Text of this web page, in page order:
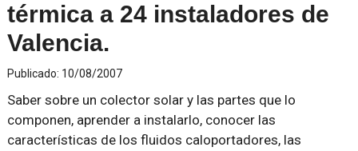
térmica a 24 instaladores de
Valencia.
Publicado: 10/08/2007
Saber sobre un colector solar y las partes que lo
componen, aprender a instalarlo, conocer las
características de los fluidos caloportadores, las